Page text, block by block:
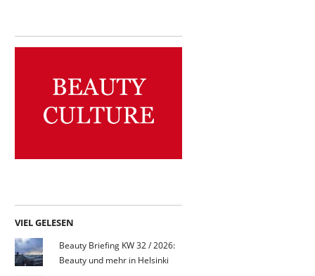
VIEL GELESEN
Beauty Briefing KW 32 / 2026:
Beauty und mehr in Helsinki